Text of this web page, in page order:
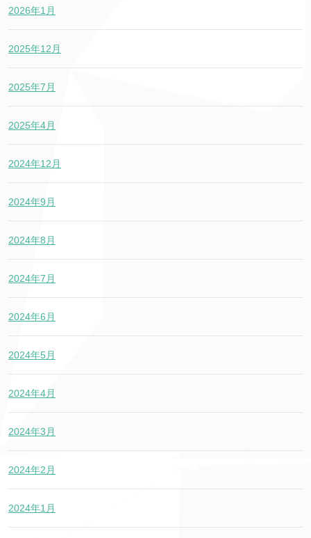
2026年1月
2025年12月
2025年7月
2025年4月
2024年12月
2024年9月
2024年8月
2024年7月
2024年6月
2024年5月
2024年4月
2024年3月
2024年2月
2024年1月